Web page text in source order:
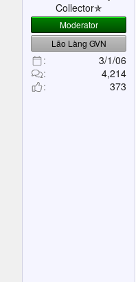
t
e
r
Collector✯
Moderator
Lão Làng GVN
3/1/06
4,214
373